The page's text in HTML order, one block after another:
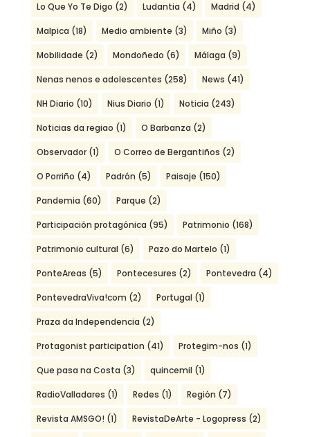
Lo Que Yo Te Digo (2) Ludantia (4) Madrid (4)
Malpica (18) Medio ambiente (3) Miño (3)
Mobilidade (2) Mondoñedo (6) Málaga (9)
Nenas nenos e adolescentes (258) News (41)
NH Diario (10) Nius Diario (1) Noticia (243)
Noticias da regiao (1) O Barbanza (2)
Observador(1) O Correo de Bergantiños (2)
O Porriño (4) Padrón (5) Paisaje (150)
Pandemia (60) Parque (2)
Participación protagónica (95) Patrimonio (168)
Patrimonio cultural (6) Pazo do Martelo (1)
PonteAreas (5) Pontecesures (2) Pontevedra (4)
PontevedraViva!com (2) Portugal (1)
Praza da Independencia (2)
Protagonist participation (41) Protegim-nos (1)
Que pasa na Costa (3) quincemil (1)
RadioValladares (1) Redes (1) Región (7)
Revista AMSGO! (1) RevistaDeArte - Logopress (2)